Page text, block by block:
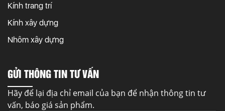
Kính trang trí
Kính xây dựng
Nhôm xây dựng
GỬI THÔNG TIN TƯ VẤN
Hãy để lại địa chỉ email của bạn để nhận thông tin tư
vấn, báo giá sản phẩm.